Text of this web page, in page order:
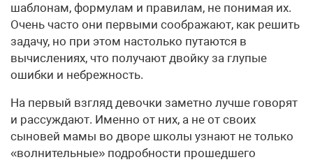
шаблонам, формулам и правилам, не понимая их.
Очень часто они первыми соображают, как решить
задачу, но при этом настолько путаются в
вычислениях, что получают двойку за глупые
ошибки и небрежность.
На первый взгляд девочки заметно лучше говорят
и рассуждают. Именно от них, а не от своих
сыновей мамы во дворе школы узнают не только
«волнительные» подробности прошедшего